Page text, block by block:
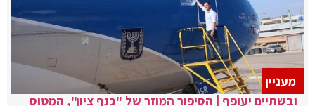
ובשתיים יעופף | הסיפור המוזר של "כנף ציון", המטוס
מעניין